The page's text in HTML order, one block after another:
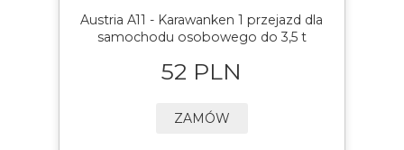
Austria A11 - Karawanken 1 przejazd dla
samochodu osobowego do 3,5 t
52 PLN
ZAMÓW